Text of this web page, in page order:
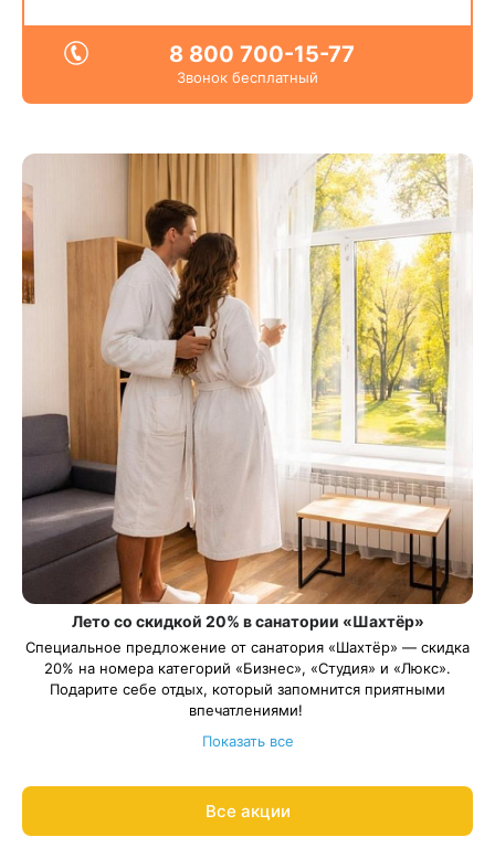
8 800 700-15-77
Звонок бесплатный
Лето со скидкой 20% в санатории «Шахтёр»
Специальное предложение от санатория «Шахтёр» — скидка
20% на номера категорий «Бизнес», «Студия» и «Люкс».
Подарите себе отдых, который запомнится приятными
впечатлениями!
Длительность путёвки — от 12 суток. Весь период
проживания должен пройти в период: 11 июня – 31 августа
акции:8 800 700-15-77
Показать все
Все акции